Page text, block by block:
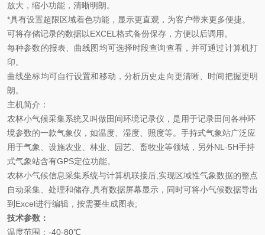
放大，缩小功能，清晰明朗。
*具有设置超限区域着色功能，显示更直观，为客户带来更多便捷。
可将存储记录的数据以EXCEL 格式备份保存，方便以后调用。
每种参数的报表、曲线图均可选择时段查询查看，并可通过计算机打
印。
曲线坐标均可自行设置和移动，分析历史走向更清晰、时间把握更明
朗。
主机简介：
农林小气候采集系统又叫做田间环境记录仪，是用于记录田间各种环
境参数的一款气象仪，如温度、湿度、照度等。手持式气象站广泛应
用于气象、设施农业、林业、园艺、畜牧业等领域，另外NL-5H手持
式气象站含有GPS定位功能。
农林小气候信息采集系统与计算机联接后 实现区域性气象数据的整点
自动采集、处理和储存 具有数据屏幕显示，同时可将小气候数据导出
到 Excel进行编辑，按需要生成图表;
技术参数：
温度范围： -40-80℃